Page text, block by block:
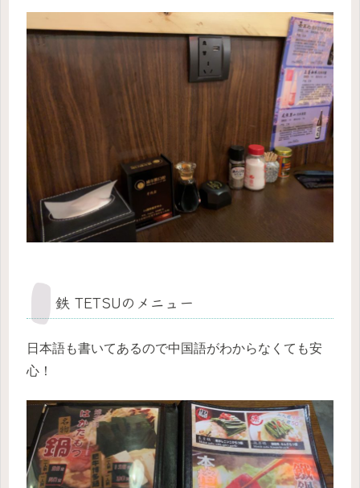
鉄 TETSUのメニュー
日本語も書いてあるので中国語がわからなくても安
心！